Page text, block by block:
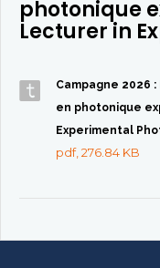
photonique
Lecturer in
Campagne 2026
en photonique
Experimental
pdf, 276.84 KB